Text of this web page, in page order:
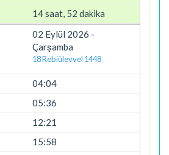
14 saat, 52 dakika
02 Eylül 2026 -
Çarşamba
18 Rebiülevvel 1448
04:04
05:36
12:21
15:58